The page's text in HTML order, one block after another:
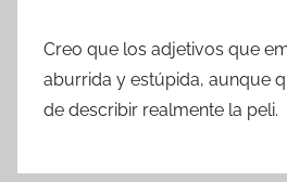
Creo que los adjetivos que
aburrida y estúpida, aunque
de describir realmente la peli.